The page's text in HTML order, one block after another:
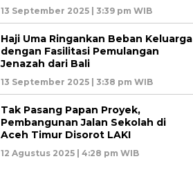
13 September 2025 | 3:39 pm WIB
Haji Uma Ringankan Beban Keluarga
dengan Fasilitasi Pemulangan
Jenazah dari Bali
13 September 2025 | 3:38 pm WIB
Tak Pasang Papan Proyek,
Pembangunan Jalan Sekolah di
Aceh Timur Disorot LAKI
12 Agustus 2025 | 4:28 pm WIB